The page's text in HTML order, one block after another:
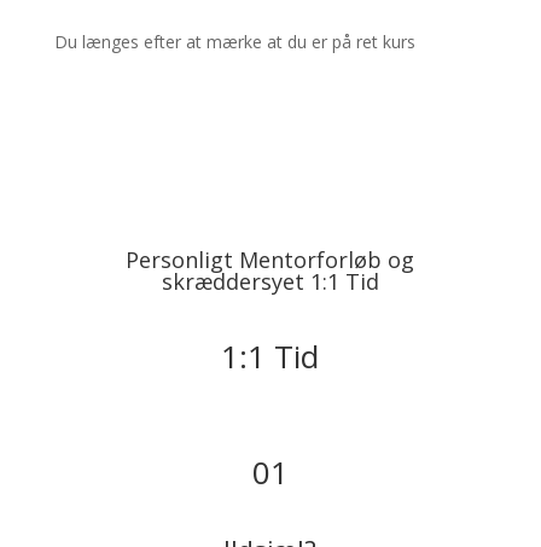
Du længes efter at mærke at du er på ret kurs
Personligt Mentorforløb og
skræddersyet 1:1 Tid
1:1 Tid
01